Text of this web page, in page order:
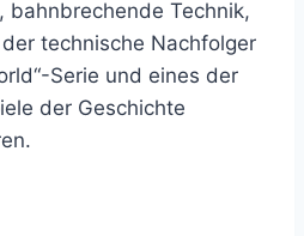
bahnbrechende Technik,
technische Nachfolger
Serie und eines der
der Geschichte